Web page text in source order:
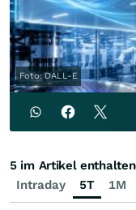
Foto: DALL-E
Intraday 5T 1M
5 im Artikel